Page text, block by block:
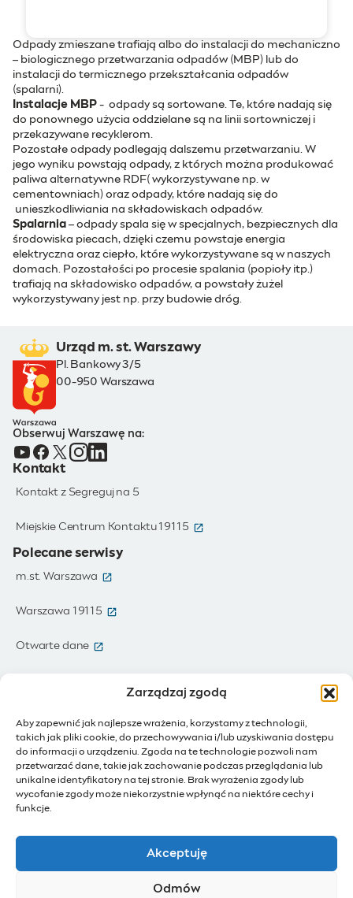
Zarządzaj zgodą
Aby zapewnić jak najlepsze wrażenia, korzystamy z technologii,
takich jak pliki cookie, do przechowywania i/lub uzyskiwania dostępu
do informacji o urządzeniu. Zgoda na te technologie pozwoli nam
przetwarzać dane, takie jak zachowanie podczas przeglądania lub
unikalne identyfikatory na tej stronie. Brak wyrażenia zgody lub
wycofanie zgody może niekorzystnie wpłynąć na niektóre cechy i
funkcje.
Akceptuję
Odmów
Odpady zmieszane trafiają albo do instalacji do mechaniczno
– biologicznego przetwarzania odpadów (MBP) lub do
instalacji do termicznego przekształcania odpadów
(spalarni).
Instalacje MBP - odpady są sortowane. Te, które nadają się
do ponownego użycia oddzielane są na linii sortowniczej i
przekazywane recyklerom.
Pozostałe odpady podlegają dalszemu przetwarzaniu. W
jego wyniku powstają odpady, z których można produkować
paliwa alternatywne RDF( wykorzystywane np. w
cementowniach) oraz odpady, które nadają się do
unieszkodliwiania na składowiskach odpadów.
Spalarnia – odpady spala się w specjalnych, bezpiecznych dla
środowiska piecach, dzięki czemu powstaje energia
elektryczna oraz ciepło, które wykorzystywane są w naszych
domach. Pozostałości po procesie spalania (popioły itp.)
trafiają na składowisko odpadów, a powstały żużel
wykorzystywany jest np. przy budowie dróg.
Urząd m. st. Warszawy
Pl. Bankowy 3/5
00-950 Warszawa
Obserwuj Warszawę na:
Kontakt
Kontakt z Segreguj na 5
Miejskie Centrum Kontaktu 19115 (otwiera się w nowym oknie)
Polecane serwisy
m.st. Warszawa (otwiera się w nowym oknie)
Warszawa 19115 (otwiera się w nowym oknie)
Otwarte dane
IoT - Internet rzeczy (otwiera się w nowym oknie)
BIP - Biuletyn Informacji Publicznej (otwiera się w nowym oknie)
Działam dla Warszawy
Budżet Obywatelski (otwiera się w nowym oknie)
Konsultacje społeczne